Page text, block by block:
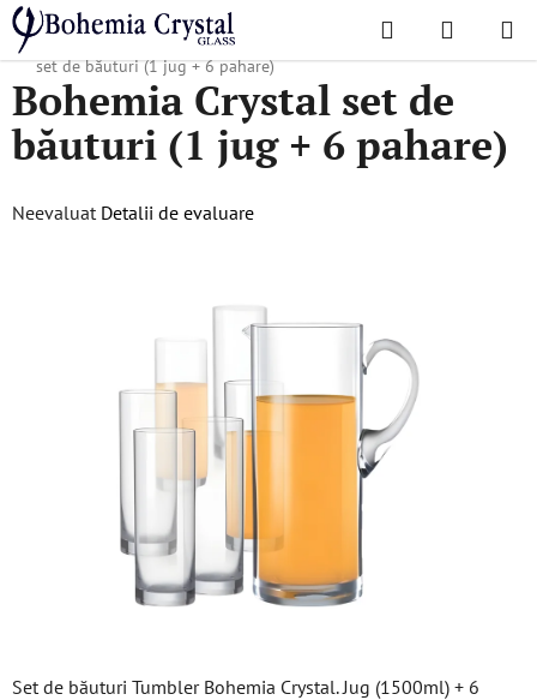
Treci
conținut
Căutare
DE
Acasă
/ Seturi Seturi pentru băuturi non-alcoolice /
Bohemia Crystal
set de băuturi (1 jug + 6 pahare)
Set de băuturi Tumbler Bohemia Crystal. Jug (1500ml) + 6
Bohemia Crystal set de
băuturi (1 jug + 6 pahare)
Evaluarea
Neevaluat Detalii de evaluare